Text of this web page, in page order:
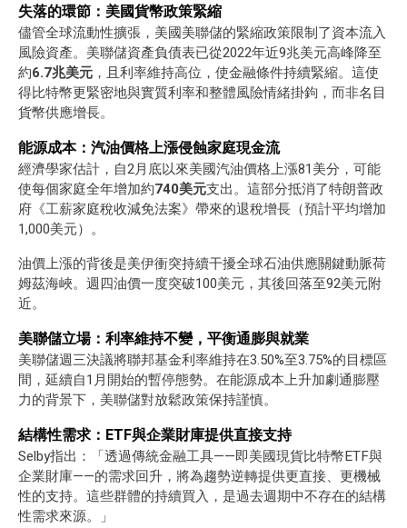
失落的環節：美國貨幣政策緊縮
儘管全球流動性擴張，美國美聯儲的緊縮政策限制了資本流入
風險資產。美聯儲資產負債表已從2022年近9兆美元高峰降至
約6.7兆美元 ，且利率維持高位，使金融條件持續緊縮。這使
得比特幣更緊密地與實質利率和整體風險情緒掛鉤，而非名目
貨幣供應增長。
能源成本：汽油價格上漲侵蝕家庭現金流
經濟學家估計，自2月底以來美國汽油價格上漲81美分，可能
使每個家庭全年增加約740美元支出。這部分抵消了特朗普政
府《工薪家庭稅收減免法案》帶來的退稅增長（預計平均增加
1,000美元）。
油價上漲的背後是美伊衝突持續干擾全球石油供應關鍵動脈荷
姆茲海峽。週四油價一度突破100美元，其後回落至92美元附
近。
美聯儲立場：利率維持不變，平衡通膨與就業
美聯儲週三決議將聯邦基金利率維持在3.50%至3.75%的目標區
間，延續自1月開始的暫停態勢。在能源成本上升加劇通膨壓
力的背景下，美聯儲對放鬆政策保持謹慎。
結構性需求：ETF與企業財庫提供直接支持
Selby指出：「透過傳統金融工具——即美國現貨比特幣ETF與
企業財庫——的需求回升，將為趨勢逆轉提供更直接、更機械
性的支持。這些群體的持續買入，是過去週期中不存在的結構
性需求來源。」